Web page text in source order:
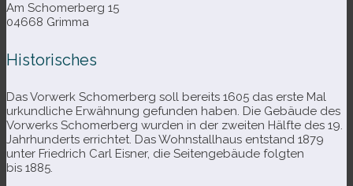
Am Schomerberg 15
04668 Grimma
Historisches
Das Vorwerk Schomerberg soll bereits 1605 das erste Mal
urkund­li­che Erwähnung gefun­den haben. Die Gebäude des
Vorwerks Schomerberg wur­den in der zwei­ten Hälfte des 19.
Jahrhunderts errich­tet. Das Wohnstallhaus ent­stand 1879
unter Friedrich Carl Eisner, die Seitengebäude folg­ten
bis 1885.